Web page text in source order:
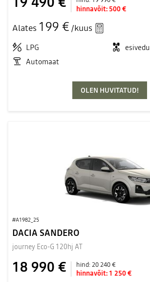
hinnavõit: 500 €
Alates 199 € /kuus
LPG
esivedu
Automaat
OLEN HUVITATUD!
#A1982_25
DACIA SANDERO
journey Eco-G 120hj AT
18 990 € hind: 20 240 €
hinnavõit: 1 250 €